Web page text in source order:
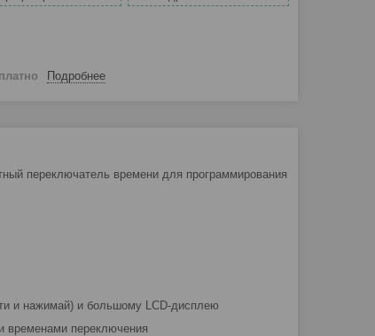
Подробнее
переключатель времени для программирования
и нажимай) и большому LCD-дисплею
временами переключения